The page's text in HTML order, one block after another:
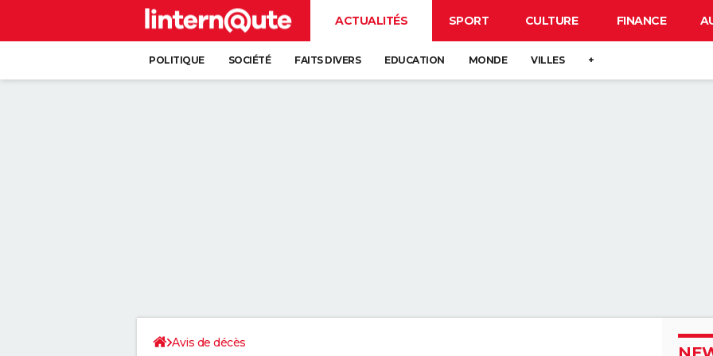
ACTUALITÉS SPORT CULTURE FINANCE
POLITIQUE SOCIÉTÉ FAITS DIVERS EDUCATION MONDE VILLES +
Avis de décès